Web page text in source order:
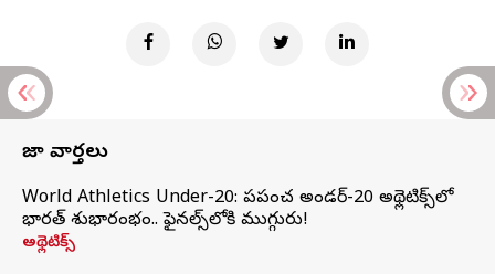
తాజా వార్తలు
World Athletics Under-20: ప్రపంచ అండర్-20 అథ్లెటిక్స్‌లో
భారత్‌ శుభారంభం.. ఫైనల్స్‌లోకి ముగ్గురు!
అథ్లెటిక్స్